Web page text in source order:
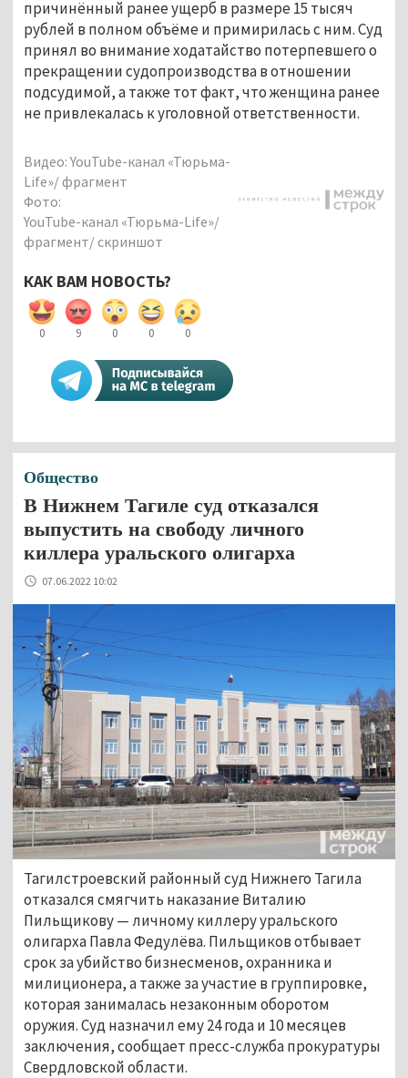
причинённый ранее ущерб в размере 15 тысяч
рублей в полном объёме и примирилась с ним. Суд
принял во внимание ходатайство потерпевшего о
прекращении судопроизводства в отношении
подсудимой, а также тот факт, что женщина ранее
не привлекалась к уголовной ответственности.
Видео: YouTube-канал «Тюрьма-
Life»/ фрагмент
Фото:
YouTube-канал «Тюрьма-Life»/
фрагмент/ скриншот
КАК ВАМ НОВОСТЬ?
0 9 0 0 0
Общество
В Нижнем Тагиле суд отказался
выпустить на свободу личного
киллера уральского олигарха
07.06.2022 10:02
Тагилстроевский районный суд Нижнего Тагила
отказался смягчить наказание Виталию
Пильщикову — личному киллеру уральского
олигарха Павла Федулёва. Пильщиков отбывает
срок за убийство бизнесменов, охранника и
милиционера, а также за участие в группировке,
которая занималась незаконным оборотом
оружия. Суд назначил ему 24 года и 10 месяцев
заключения, сообщает пресс-служба прокуратуры
Свердловской области.